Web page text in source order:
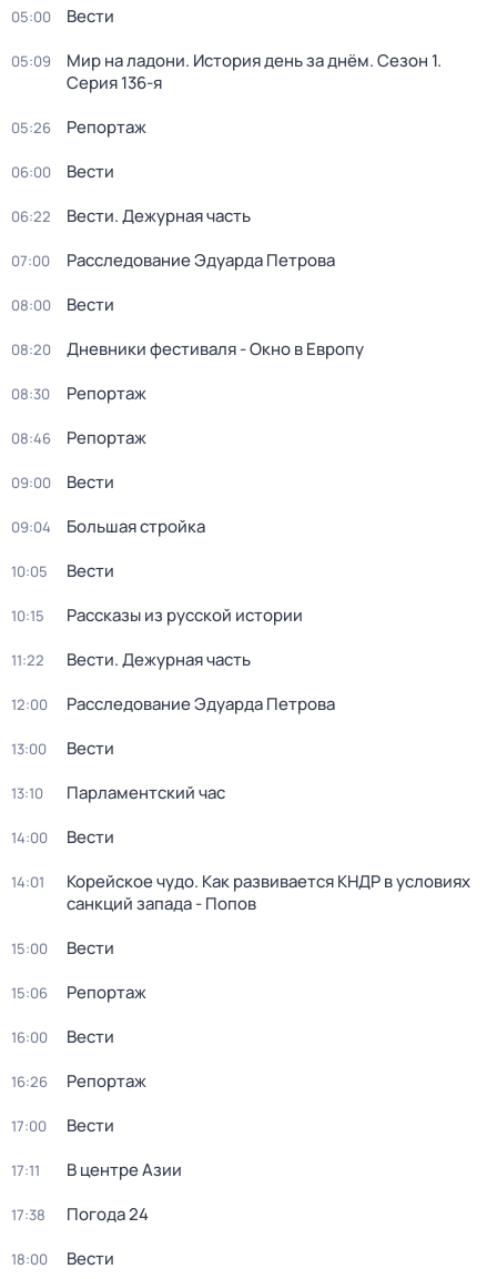
05:00 Вести
05:09 Мир на ладони. История день за днём. Сезон 1.
Серия 136-я
05:26 Репортаж
06:00 Вести
06:22 Вести. Дежурная часть
07:00 Расследование Эдуарда Петрова
08:00 Вести
08:20 Дневники фестиваля - Окно в Европу
08:30 Репортаж
08:46 Репортаж
09:00 Вести
09:04 Большая стройка
10:05 Вести
10:15 Рассказы из русской истории
11:22 Вести. Дежурная часть
12:00 Расследование Эдуарда Петрова
13:00 Вести
13:10 Парламентский час
14:00 Вести
14:01
Корейское чудо. Как развивается КНДР в условиях
санкций запада - Попов
15:00 Вести
15:06 Репортаж
16:00 Вести
16:26 Репортаж
17:00 Вести
17:11 В центре Азии
17:38 Погода 24
18:00 Вести